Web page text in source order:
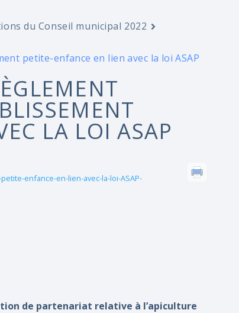
du Conseil municipal 2022
petite-enfance en lien avec la loi ASAP
LA LOI ASAP
enfance-en-lien-avec-la-loi-ASAP-
de partenariat relative à l’apiculture